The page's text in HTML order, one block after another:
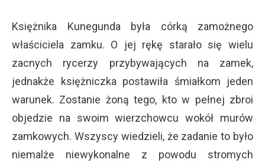
Księżnika Kunegunda była córką zamożnego
właściciela zamku. O jej rękę starało się wielu
zacnych rycerzy przybywających na zamek,
jednakże księżniczka postawiła śmiałkom jeden
warunek. Zostanie żoną tego, kto w pełnej zbroi
objedzie na swoim wierzchowcu wokół murów
zamkowych. Wszyscy wiedzieli, że zadanie to było
niemalże niewykonalne z powodu stromych